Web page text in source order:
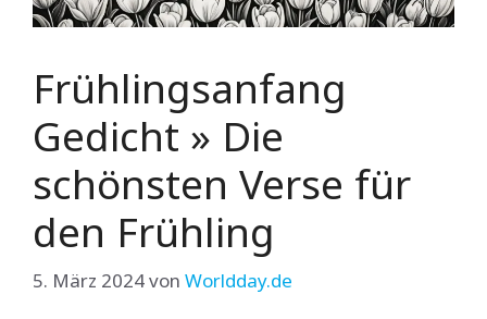
Frühlingsanfang
Gedicht » Die
schönsten Verse für
den Frühling
5. März 2024von Worldday.de